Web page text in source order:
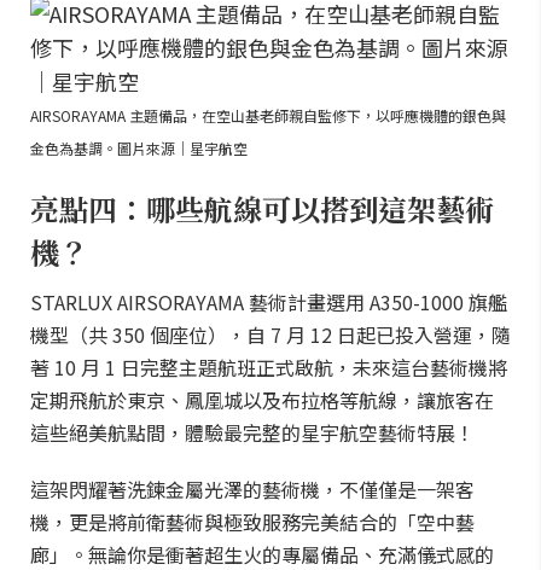
AIRSORAYAMA 主題備品，在空山基老師親自監修下，以呼應機體的銀色與
金色為基調。圖片來源｜星宇航空
亮點四：哪些航線可以搭到這架藝術
機？
STARLUX AIRSORAYAMA 藝術計畫選用 A350-1000 旗艦
機型（共 350 個座位），自 7 月 12 日起已投入營運，隨
著 10 月 1 日完整主題航班正式啟航，未來這台藝術機將
定期飛航於東京、鳳凰城以及布拉格等航線，讓旅客在
這些絕美航點間，體驗最完整的星宇航空藝術特展！
這架閃耀著洗鍊金屬光澤的藝術機，不僅僅是一架客
機，更是將前衛藝術與極致服務完美結合的「空中藝
廊」。無論你是衝著超生火的專屬備品、充滿儀式感的